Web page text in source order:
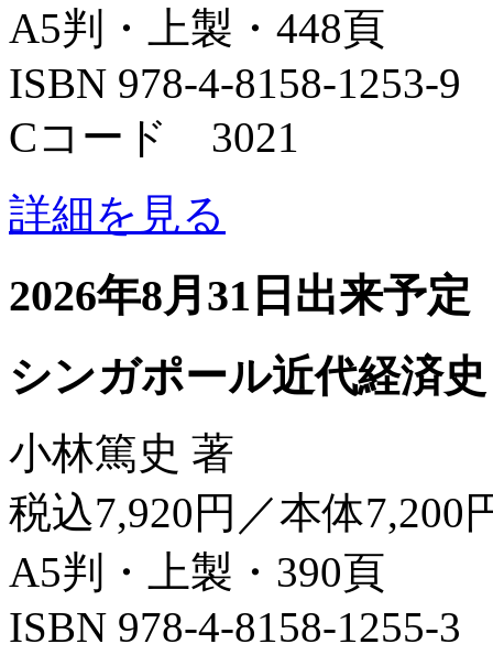
A5判・上製・448頁
ISBN 978-4-8158-1253-9
Cコード 3021
詳細を見る
2026年8月31日出来予定
シンガポール近代経済史
小林篤史 著
税込7,920円／本体7,200
A5判・上製・390頁
ISBN 978-4-8158-1255-3